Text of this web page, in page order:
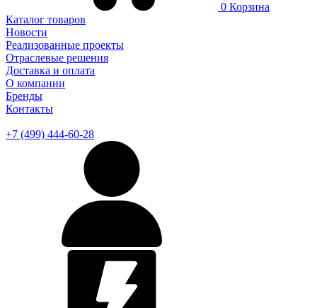
0 Корзина
Каталог товаров
Новости
Реализованные проекты
Отраслевые решения
Доставка и оплата
О компании
Бренды
Контакты
+7 (499) 444-60-28